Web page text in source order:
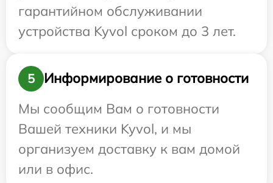
гарантийном обслуживании
устройства Kyvol сроком до 3 лет.
5
Информирование о готовности
Мы сообщим Вам о готовности
Вашей техники Kyvol, и мы
организуем доставку к вам домой
или в офис.